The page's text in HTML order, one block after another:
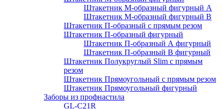
Штакетник М-образный фигурный A
Штакетник М-образный фигурный B
Штакетник П-образный с прямым резом
Штакетник П-образный фигурный
Штакетник П-образный А фигурный
Штакетник П-образный В фигурный
Штакетник Полукруглый Slim с прямым
резом
Штакетник Прямоугольный с прямым резом
Штакетник Прямоугольный фигурный
Заборы из профнастила
GL-С21R